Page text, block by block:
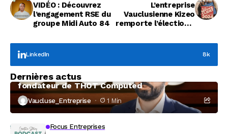
VIDÉO : Découvrez
l’engagement RSE du
groupe Midi Auto 84
L’entreprise
Vauclusienne Kizeo
remporte l’élection «
l'Année 2024 »
LinkedIn 8k
Dernières actus
À la rencontre de Christophe Coeffier, dirigeant
fondateur de THOT Computed
Vaucluse_Entreprise 1 Min
Focus Entreprises